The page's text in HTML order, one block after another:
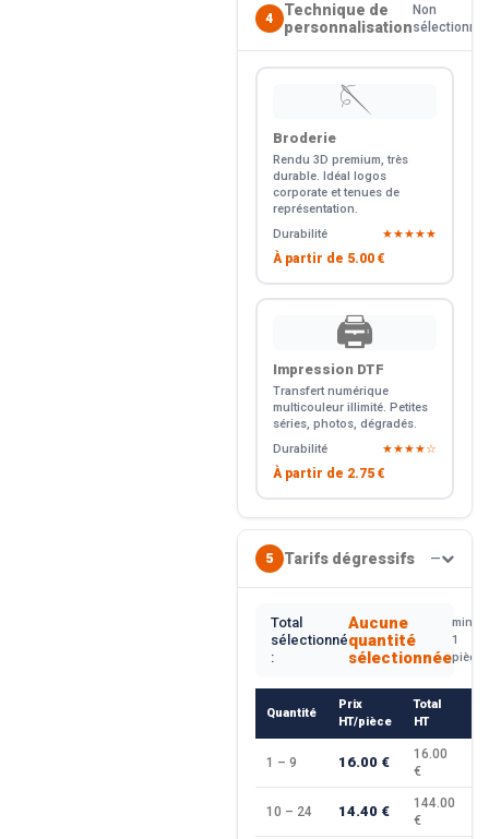
4
Technique de
personnalisation
Non
sélectionné
🪡
Broderie
Rendu 3D premium, très
durable. Idéal logos
corporate et tenues de
représentation.
Durabilité
★★★★★
À partir de 5.00 €
🖨️
Impression DTF
Transfert numérique
multicouleur illimité. Petites
séries, photos, dégradés.
Durabilité
★★★★☆
À partir de 2.75 €
5 Tarifs dégressifs —
Total
sélectionné
:
Aucune
quantité
sélectionnée
min.
1
pièce
Quantité
Prix
HT/pièce
Total
HT
1 – 9 16.00 €
16.00
€
10 – 24 14.40 €
144.00
€